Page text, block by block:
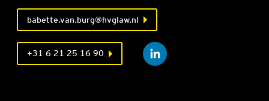
babette.van.burg@hvglaw.nl
+31 6 21 25 16 90